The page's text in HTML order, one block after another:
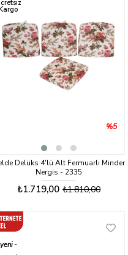
Delüks 4'lü Alt Fermuarlı Minder
Nergis - 2335
₺1.719,00 ₺1.810,00
%5
ürün
yeni